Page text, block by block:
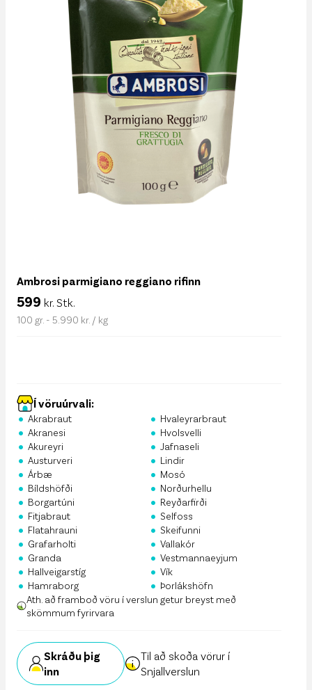
Ambrosi parmigiano reggiano rifinn
599 kr. Stk.
100 gr. - 5.990 kr. / kg
Í vöruúrvali:
• Akrabraut
• Akranesi
• Akureyri
• Austurveri
• Árbæ
• Bíldshöfði
• Borgartúni
• Fitjabraut
• Flatahrauni
• Grafarholti
• Granda
• Hallveigarstíg
• Hamraborg
• Hvaleyrarbraut
• Hvolsvelli
• Jafnaseli
• Lindir
• Mosó
• Norðurhellu
• Reyðarfirði
• Selfoss
• Skeifunni
• Vallakór
• Vestmannaeyjum
• Vík
• Þorlákshöfn
Ath. að framboð vöru í verslun getur breyst með
skömmum fyrirvara
Skráðu þig
inn
Til að skoða vörur í
Snjallverslun